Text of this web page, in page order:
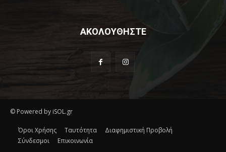
ΑΚΟΛΟΥΘΗΣΤΕ
© Powered by iSOL.gr
Όροι Χρήσης Ταυτότητα
Διαφημιστική Προβολή
Σύνδεσμοι
Επικοινωνία